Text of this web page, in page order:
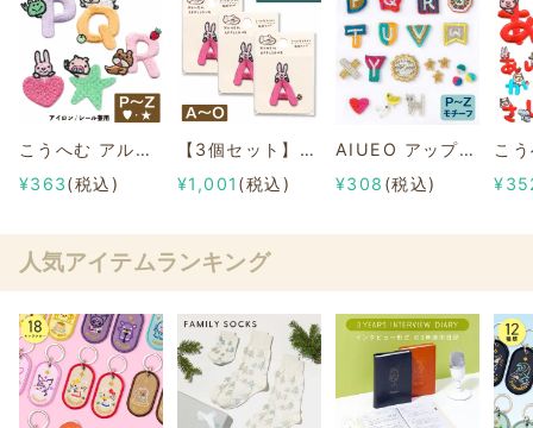
こうへむ アルファベット アップリケ/ワッペン【P-Z】
¥363(税込)
【3個セット】こうへむ アルファベット アップリケ/ワッペン【A-O】
¥1,001 (税込)
AIUEO アップリケ/ワッペン イニシャル P～Z
¥308 (税込)
人気アイテムランキング